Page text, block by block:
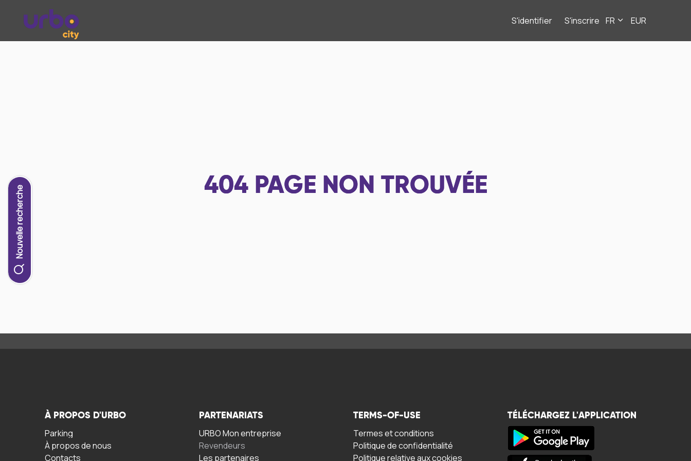
S'identifier S'inscrire FR EUR
Nouvelle recherche 404 PAGE NON TROUVÉE
À PROPOS D'URBO
Parking
À propos de nous
Contacts
PARTENARIATS
URBO Mon entreprise
Revendeurs
Les partenaires
TERMS-OF-USE
Termes et conditions
Politique de confidentialité
Politique relative aux cookies
TÉLÉCHARGEZ L'APPLICATION